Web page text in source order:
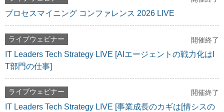
プロセスマイニング コンファレンス 2026 LIVE
ライブウェビナー 開催終了
IT Leaders Tech Strategy LIVE [AIエージェントの戦力化はI
T部門の仕事]
ライブウェビナー 開催終了
IT Leaders Tech Strategy LIVE [事業成長のカギは[情シスの